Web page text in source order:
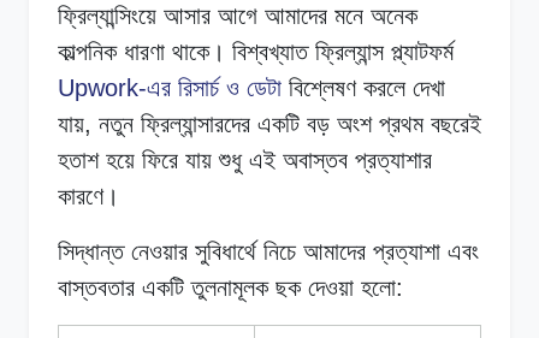
ফ্রিল্যান্সিংয়ে আসার আগে আমাদের মনে অনেক
কাল্পনিক ধারণা থাকে। বিশ্বখ্যাত ফ্রিল্যান্স প্ল্যাটফর্ম
Upwork-এর রিসার্চ ও ডেটা বিশ্লেষণ করলে দেখা
যায়, নতুন ফ্রিল্যান্সারদের একটি বড় অংশ প্রথম বছরেই
হতাশ হয়ে ফিরে যায় শুধু এই অবাস্তব প্রত্যাশার
কারণে।
সিদ্ধান্ত নেওয়ার সুবিধার্থে নিচে আমাদের প্রত্যাশা এবং
বাস্তবতার একটি তুলনামূলক ছক দেওয়া হলো: